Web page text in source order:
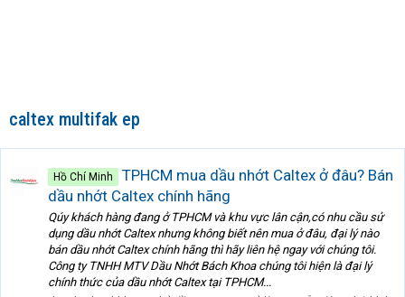
caltex multifak ep
Hồ Chí Minh
TPHCM mua dầu nhớt Caltex ở đâu? Bán
dầu nhớt Caltex chính hãng
Qúy khách hàng đang ở TPHCM và khu vực lân cận,có nhu cầu sử
dụng dầu nhớt Caltex nhưng không biết nên mua ở đâu, đại lý nào
bán dầu nhớt Caltex chính hãng thì hãy liên hệ ngay với chúng tôi.
Công ty TNHH MTV Dầu Nhớt Bách Khoa chúng tôi hiện là đại lý
chính thức của dầu nhớt Caltex tại TPHCM...